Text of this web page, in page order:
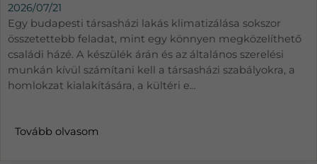
2026/07/21
Egy budapesti társasházi lakás klimatizálása sokszor
összetettebb feladat, mint egy könnyen megközelíthető
családi házé. A készülék árán és az általános szerelési
munkán kívül számítani kell a társasházi szabályokra, a
homlokzat kialakítására, a kültéri e...
Tovább olvasom